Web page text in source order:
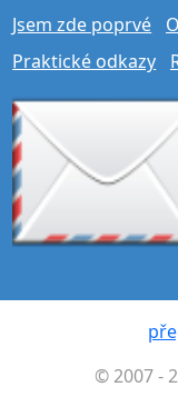
Jsem zde poprvé
Praktické odkazy
© 2007 -